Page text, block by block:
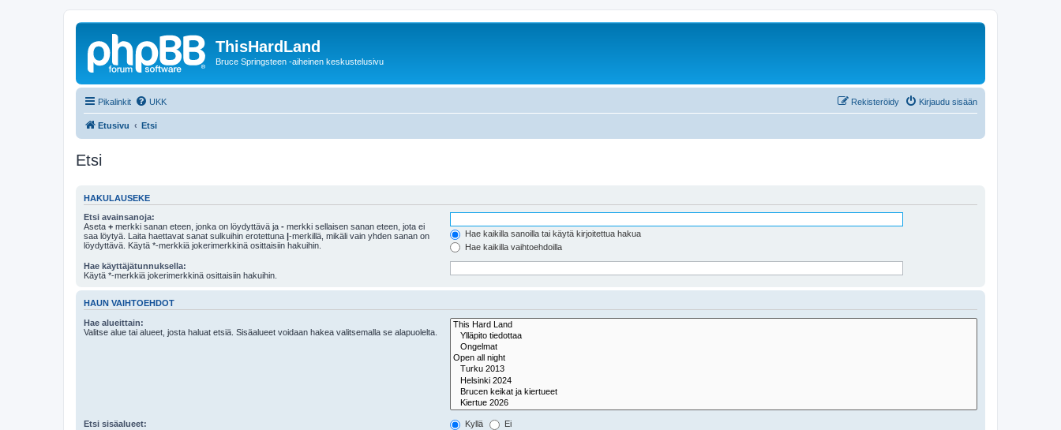
ThisHardLand
Bruce Springsteen -aiheinen keskustelusivu
Pikalinkit UKK Kirjaudu sisään
Rekisteröidy
Etusivu Etsi
Etsi
HAKULAUSEKE
Etsi avainsanoja:
Aseta + merkki sanan eteen, jonka on löydyttävä ja - merkki sellaisen sanan eteen, jota ei
saa löytyä. Laita haettavat sanat sulkuihin erotettuna |-merkillä, mikäli vain yhden sanan on
löydyttävä. Käytä *-merkkiä jokerimerkkinä osittaisiin hakuihin.
Hae kaikilla sanoilla tai käytä kirjoitettua hakua
Hae kaikilla vaihtoehdoilla
Hae käyttäjätunnuksella:
Käytä *-merkkiä jokerimerkkinä osittaisiin hakuihin.
HAUN VAIHTOEHDOT
Hae alueittain:
Valitse alue tai alueet, josta haluat etsiä. Sisäalueet voidaan hakea valitsemalla se alapuolelta.
Etsi sisäalueet: Kyllä Ei